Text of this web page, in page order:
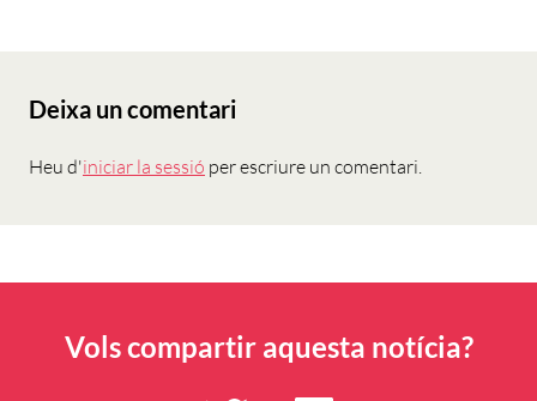
Deixa un comentari
Heu d'iniciar la sessió per escriure un comentari.
Vols compartir aquesta notícia?